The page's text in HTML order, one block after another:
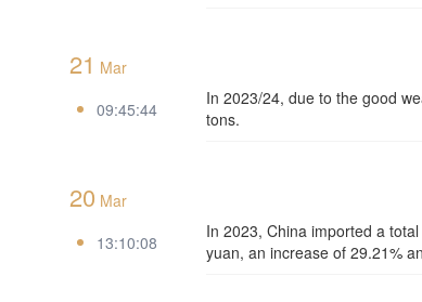
21 Mar
09:45:44
In 2023/24, due to the good
tons.
20 Mar
13:10:08
In 2023, China imported a
yuan, an increase of 29.21%